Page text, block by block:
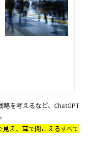
を考えるなど、ChatGPT
見え、耳で聞こえるすべて